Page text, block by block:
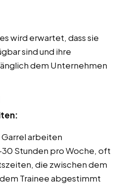
wird erwartet, dass sie
sind und ihre
dem Unternehmen
arbeiten
Stunden pro Woche, oft
die zwischen dem
Trainee abgestimmt